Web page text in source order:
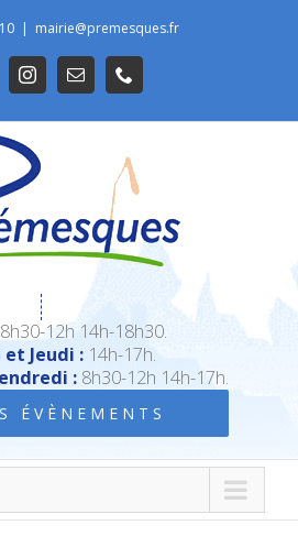
| mairie@premesques.fr
InstagramEmail
12h 14h-18h30.
Jeudi :14h-17h.
:8h30-12h 14h-17h.
ÉVÈNEMENTS